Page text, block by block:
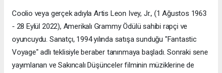
Coolio veya gerçek adıyla Artis Leon Ivey, Jr., (1 Ağustos 1963
- 28 Eylül 2022), Amerikalı Grammy Ödülü sahibi rapçi ve
oyuncuydu. Sanatçı, 1994 yılında satışa sunduğu "Fantastic
Voyage" adlı teklisiyle beraber tanınmaya başladı. Sonraki sene
yayımlanan ve Sakıncalı Düşünceler filminin müziklerine de